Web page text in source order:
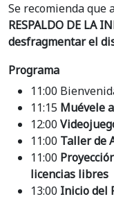
Se recomienda que
RESPALDO DE LA
desfragmentar el
Programa
11:00
11:15 Muévele
12:00
11:00 Taller de
11:00
licencias libres
13:00 Inicio del